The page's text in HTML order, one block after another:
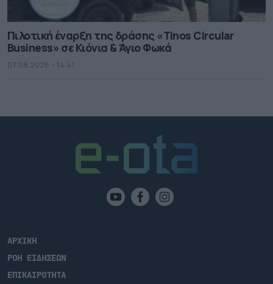
Πιλοτική έναρξη της δράσης «Tinos Circular
Business» σε Κιόνια & Άγιο Φωκά
07.08.2026 - 14.41
ΑΡΧΙΚΗ
ΡΟΗ ΕΙΔΗΣΕΩΝ
ΕΠΙΚΑΙΡΟΤΗΤΑ